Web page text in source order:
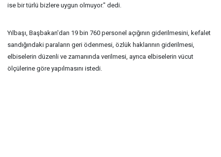
ise bir türlü bizlere uygun olmuyor." dedi.
Yılbaşı, Başbakan'dan 19 bin 760 personel açığının giderilmesini, kefalet
sandığındaki paraların geri ödenmesi, özlük haklarının giderilmesi,
elbiselerin düzenli ve zamanında verilmesi, ayrıca elbiselerin vücut
ölçülerine göre yapılmasını istedi.